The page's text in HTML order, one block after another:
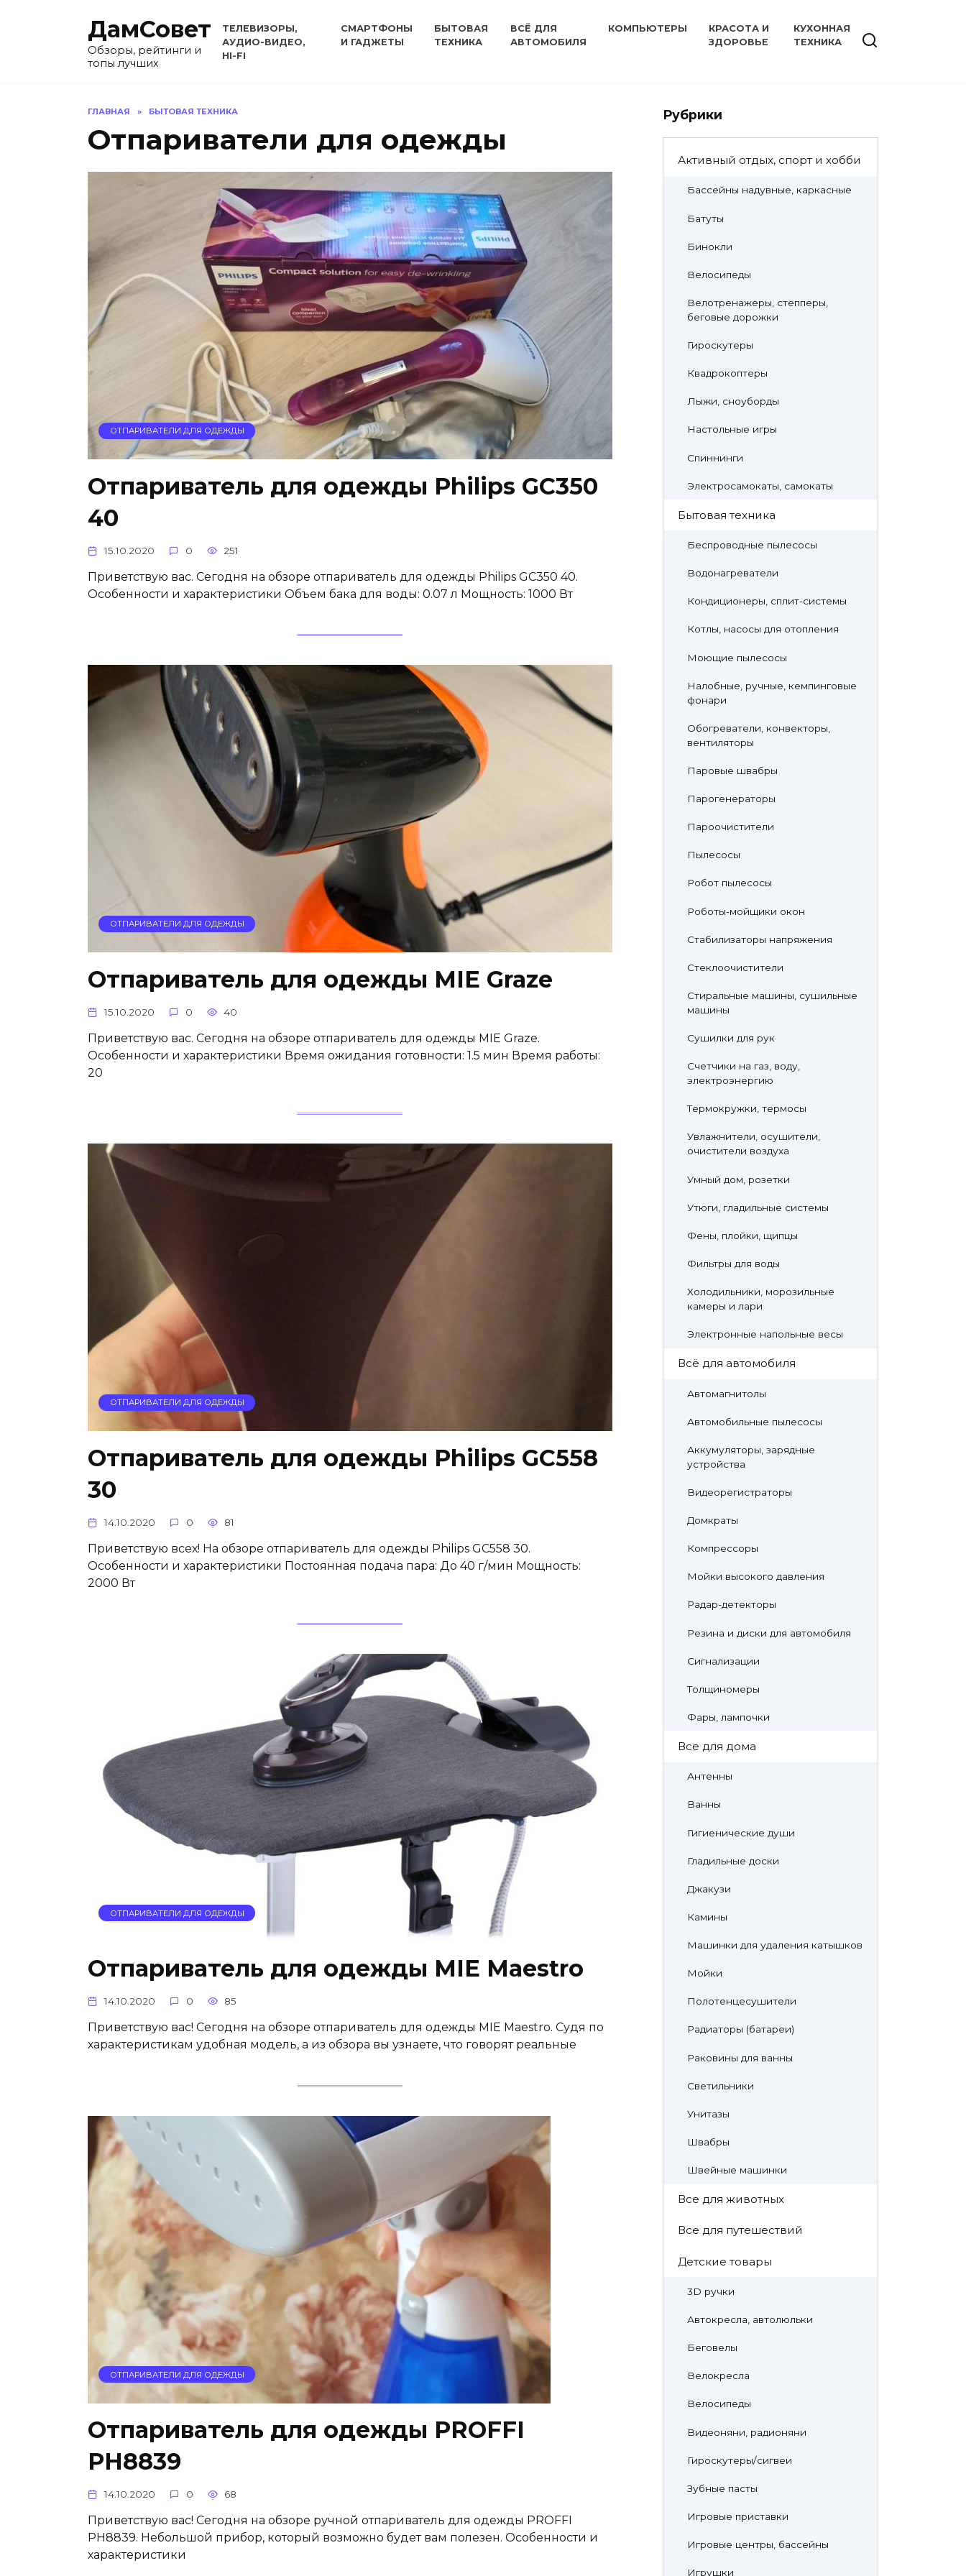
ДамСовет
Обзоры, рейтинги и
топы лучших
ТЕЛЕВИЗОРЫ,
АУДИО-ВИДЕО,
HI-FI
СМАРТФОНЫ
И ГАДЖЕТЫ
БЫТОВАЯ
ТЕХНИКА
ВСЁ ДЛЯ
АВТОМОБИЛЯ
КОМПЬЮТЕРЫ
КРАСОТА И
ЗДОРОВЬЕ
КУХОННАЯ
ТЕХНИКА
ГЛАВНАЯ » БЫТОВАЯ ТЕХНИКА
Отпариватели для одежды
ОТПАРИВАТЕЛИ ДЛЯ ОДЕЖДЫ
Отпариватель для одежды Philips GC350
40
15.10.2020 0 251
Приветствую вас. Сегодня на обзоре отпариватель для одежды Philips GC350 40.
Особенности и характеристики Объем бака для воды: 0.07 л Мощность: 1000 Вт
ОТПАРИВАТЕЛИ ДЛЯ ОДЕЖДЫ
Отпариватель для одежды MIE Graze
15.10.2020 0 40
Приветствую вас. Сегодня на обзоре отпариватель для одежды MIE Graze.
Особенности и характеристики Время ожидания готовности: 1.5 мин Время работы:
20
ОТПАРИВАТЕЛИ ДЛЯ ОДЕЖДЫ
Отпариватель для одежды Philips GC558
30
14.10.2020 0 81
Приветствую всех! На обзоре отпариватель для одежды Philips GC558 30.
Особенности и характеристики Постоянная подача пара: До 40 г/мин Мощность:
2000 Вт
ОТПАРИВАТЕЛИ ДЛЯ ОДЕЖДЫ
Отпариватель для одежды MIE Maestro
14.10.2020 0 85
Приветствую вас! Сегодня на обзоре отпариватель для одежды MIE Maestro. Судя по
характеристикам удобная модель, а из обзора вы узнаете, что говорят реальные
ОТПАРИВАТЕЛИ ДЛЯ ОДЕЖДЫ
Отпариватель для одежды PROFFI
PH8839
14.10.2020 0 68
Приветствую вас! Сегодня на обзоре ручной отпариватель для одежды PROFFI
PH8839. Небольшой прибор, который возможно будет вам полезен. Особенности и
характеристики
Рубрики
Активный отдых, спорт и хобби
Бассейны надувные, каркасные
Батуты
Бинокли
Велосипеды
Велотренажеры, степперы,
беговые дорожки
Гироскутеры
Квадрокоптеры
Лыжи, сноуборды
Настольные игры
Спиннинги
Электросамокаты, самокаты
Бытовая техника
Беспроводные пылесосы
Водонагреватели
Кондиционеры, сплит-системы
Котлы, насосы для отопления
Моющие пылесосы
Налобные, ручные, кемпинговые
фонари
Обогреватели, конвекторы,
вентиляторы
Паровые швабры
Парогенераторы
Пароочистители
Пылесосы
Робот пылесосы
Роботы-мойщики окон
Стабилизаторы напряжения
Стеклоочистители
Стиральные машины, сушильные
машины
Сушилки для рук
Счетчики на газ, воду,
электроэнергию
Термокружки, термосы
Увлажнители, осушители,
очистители воздуха
Умный дом, розетки
Утюги, гладильные системы
Фены, плойки, щипцы
Фильтры для воды
Холодильники, морозильные
камеры и лари
Электронные напольные весы
Всё для автомобиля
Автомагнитолы
Автомобильные пылесосы
Аккумуляторы, зарядные
устройства
Видеорегистраторы
Домкраты
Компрессоры
Мойки высокого давления
Радар-детекторы
Резина и диски для автомобиля
Сигнализации
Толщиномеры
Фары, лампочки
Все для дома
Антенны
Ванны
Гигиенические души
Гладильные доски
Джакузи
Камины
Машинки для удаления катышков
Мойки
Полотенцесушители
Радиаторы (батареи)
Раковины для ванны
Светильники
Унитазы
Швабры
Швейные машинки
Все для животных
Все для путешествий
Детские товары
3D ручки
Автокресла, автолюльки
Беговелы
Велокресла
Велосипеды
Видеоняни, радионяни
Гироскутеры/сигвеи
Зубные пасты
Игровые приставки
Игровые центры, бассейны
Игрушки